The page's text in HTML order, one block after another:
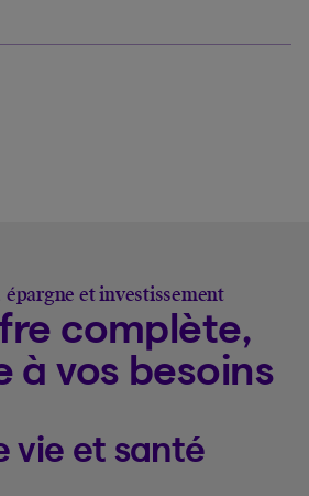
épargne et investissement
complète,
à vos besoins
vie et santé